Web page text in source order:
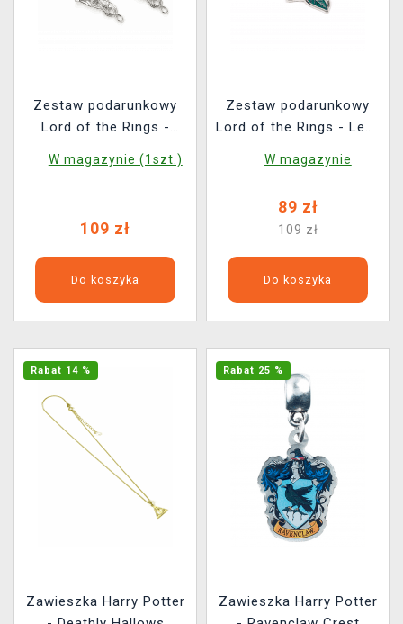
Zestaw podarunkowy
Lord of the Rings -
(zawieszka, kolczyki)
W magazynie (1szt.)
109 zł
Do koszyka
Zestaw podarunkowy
Lord of the Rings - Leaf
kolczyki)
W magazynie
89 zł
109 zł
Do koszyka
Rabat 14 %
Zawieszka Harry Potter
Rabat 25 %
Zawieszka Harry Potter